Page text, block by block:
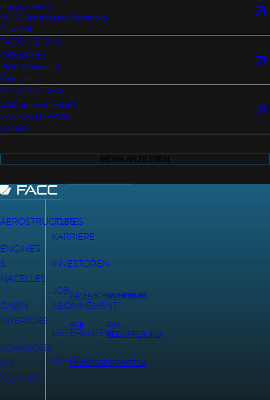
Heydukova 12
811 08 Staré Mesto, Bratislava
Slowakei
FACC VIENNA
Office Park 1
1300 Schwechat
Österreich
FSI MONTREAL
4149 Autoroute 440
Laval QC H7P 4W6
Canada
AEROSTRUCTURES
ENGINES
&
NACELLES
CABIN
INTERIORS
ADVANCED
AIR
MOBILITY
JOBS-
KARRIERE
INVESTOREN
JOB-
ABONNEMENT
LIEFERANTEN
KONTAKT
DATENSCHUTZHINWEIS
IMPRESSUM
AGB
DEX-
REGISTRIERUNG
HINWEISGEBERSYSTEM